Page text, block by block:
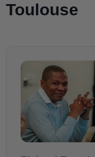
Toulouse